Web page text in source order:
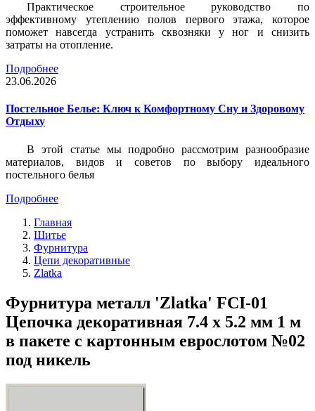
Практическое строительное руководство по
эффективному утеплению полов первого этажа, которое
поможет навсегда устранить сквозняки у ног и снизить
затраты на отопление.
Подробнее
23.06.2026
Постельное Белье: Ключ к Комфортному Сну и Здоровому
Отдыху
В этой статье мы подробно рассмотрим разнообразие
материалов, видов и советов по выбору идеального
постельного белья
Подробнее
Главная
Шитье
Фурнитура
Цепи декоративные
Zlatka
Фурнитура металл 'Zlatka' FCI-01
Цепочка декоративная 7.4 x 5.2 мм 1 м
в пакете с картонным еврослотом №02
под никель